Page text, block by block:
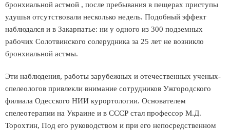
бронхиальной астмой , после пребывания в пещерах приступы
удушья отсутствовали несколько недель. Подобный эффект
наблюдался и в Закарпатье: ни у одного из 300 подземных
рабочих Солотвинского солерудника за 25 лет не возникло
бронхиальной астмы.
Эти наблюдения, работы зарубежных и отечественных ученых-
спелеологов привлекли внимание сотрудников Ужгородского
филиала Одесского НИИ курортологии. Основателем
спелеотерапии на Украине и в СССР стал профессор М.Д.
Торохтин, Под его руководством и при его непосредственном